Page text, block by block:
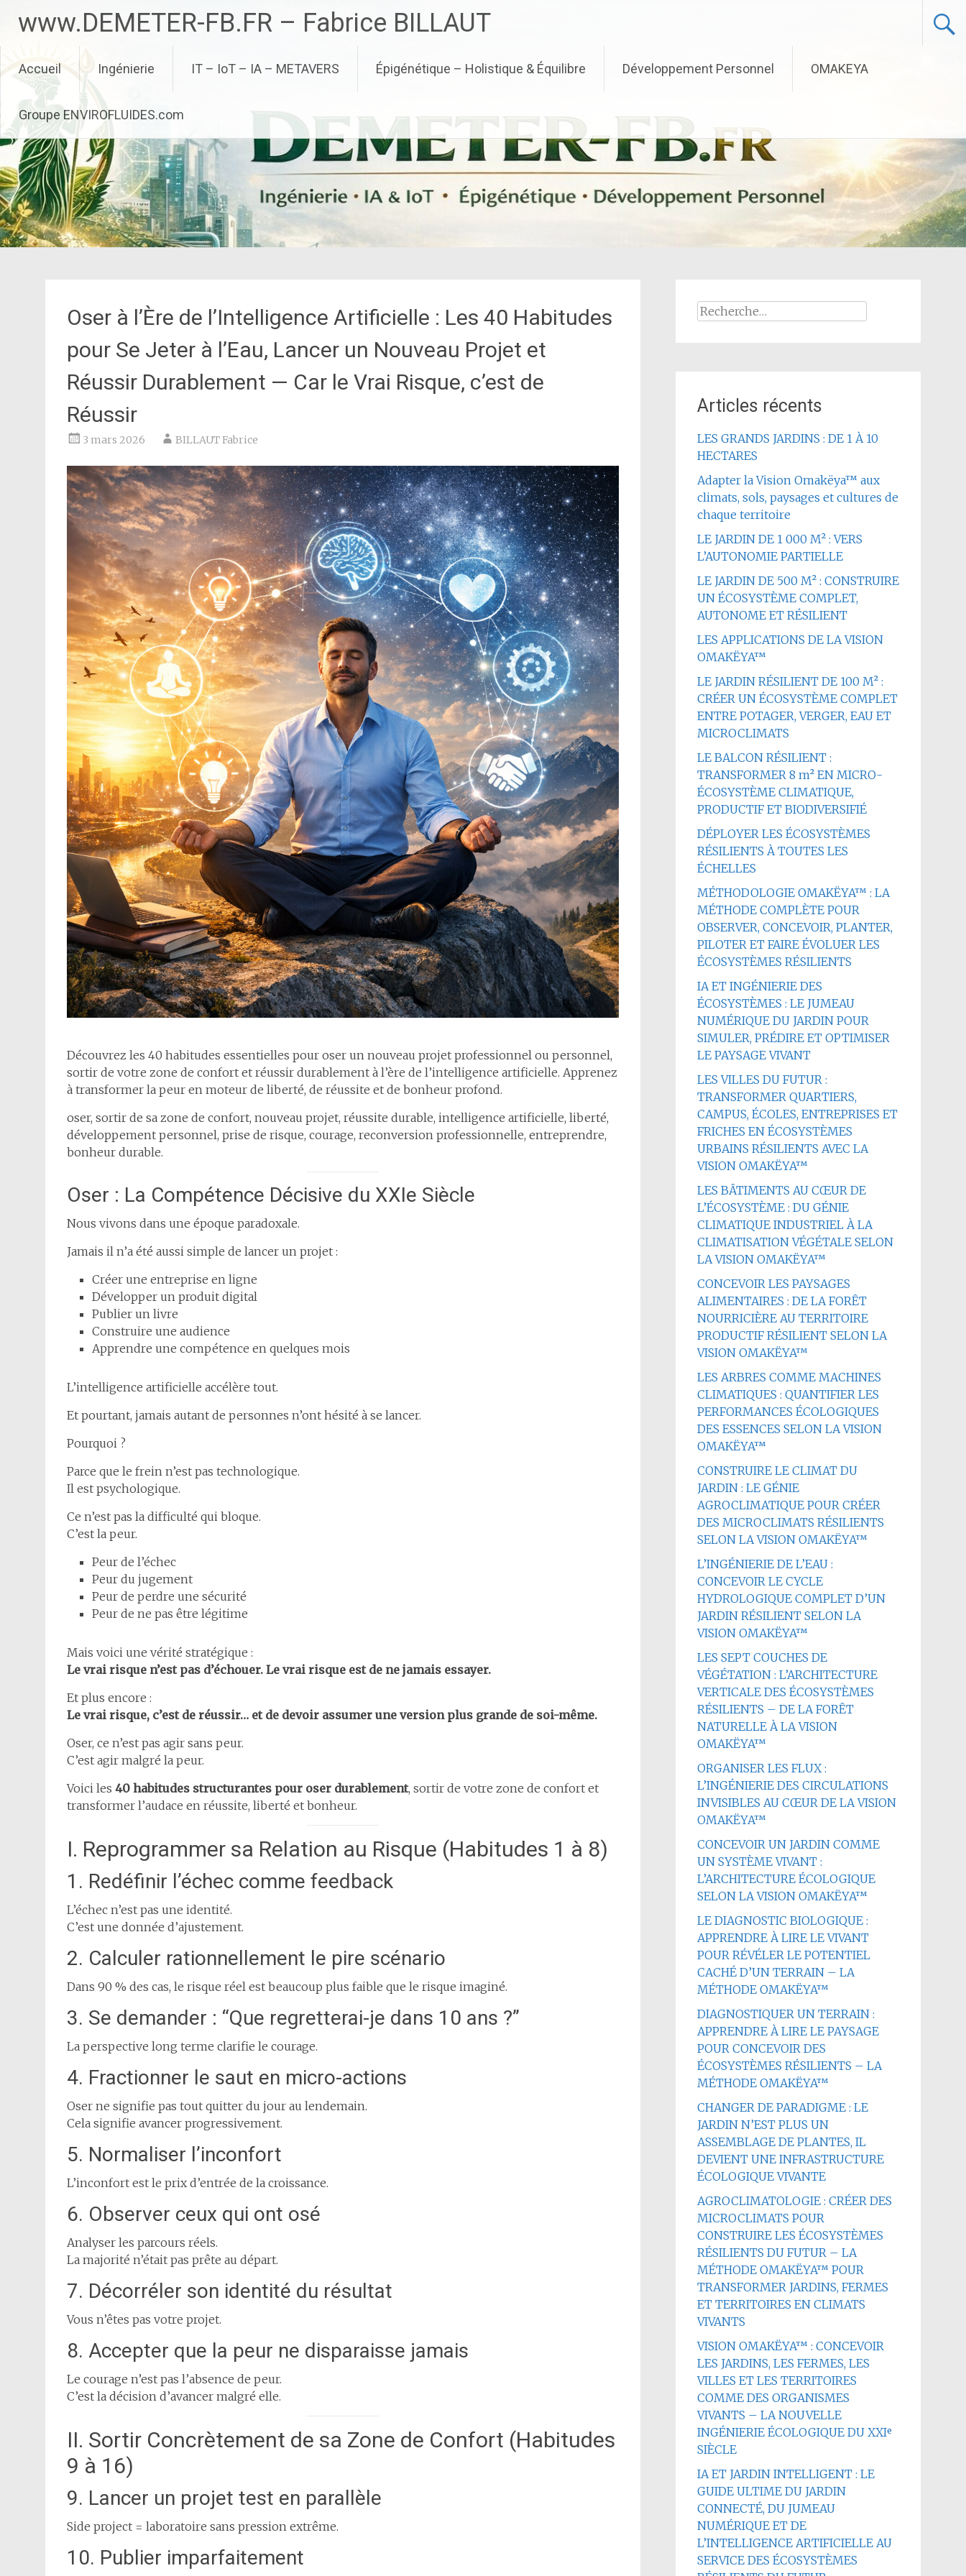
contenu
www.DEMETER-FB.FR – Fabrice BILLAUT
Accueil Ingénierie IT – IoT – IA – METAVERS Épigénétique – Holistique & Équilibre Développement Personnel OMAKEYA
Groupe ENVIROFLUIDES.com
Oser à l’Ère de l’Intelligence Artificielle : Les 40 Habitudes
pour Se Jeter à l’Eau, Lancer un Nouveau Projet et
Réussir Durable­ment — Car le Vrai Risque, c’est de
Réussir
3 mars 2026 BILLAUT Fabrice
Découvrez les 40 habitudes essentielles pour oser un nouveau projet professionnel ou personnel,
sortir de votre zone de confort et réussir durablement à l’ère de l’intelligence artificielle. Apprenez
à transformer la peur en moteur de liberté, de réussite et de bonheur profond.
oser, sortir de sa zone de confort, nouveau projet, réussite durable, intelligence artificielle, liberté,
développement personnel, prise de risque, courage, reconversion professionnelle, entreprendre,
bonheur durable.
Oser : La Compétence Décisive du XXIe Siècle
Nous vivons dans une époque paradoxale.
Jamais il n’a été aussi simple de lancer un projet :
Créer une entreprise en ligne
Développer un produit digital
Publier un livre
Construire une audience
Apprendre une compétence en quelques mois
L’intelligence artificielle accélère tout.
Et pourtant, jamais autant de personnes n’ont hésité à se lancer.
Pourquoi ?
Parce que le frein n’est pas technologique.
Il est psychologique.
Ce n’est pas la difficulté qui bloque.
C’est la peur.
Peur de l’échec
Peur du jugement
Peur de perdre une sécurité
Peur de ne pas être légitime
Mais voici une vérité stratégique :
Le vrai risque n’est pas d’échouer. Le vrai risque est de ne jamais essayer.
Et plus encore :
Le vrai risque, c’est de réussir… et de devoir assumer une version plus grande de soi-même.
Oser, ce n’est pas agir sans peur.
C’est agir malgré la peur.
Voici les 40 habitudes structurantes pour oser durablement, sortir de votre zone de confort et
transformer l’audace en réussite, liberté et bonheur.
I. Reprogrammer sa Relation au Risque (Habitudes 1 à 8)
1. Redéfinir l’échec comme feedback
L’échec n’est pas une identité.
C’est une donnée d’ajustement.
2. Calculer rationnellement le pire scénario
Dans 90 % des cas, le risque réel est beaucoup plus faible que le risque imaginé.
3. Se demander : “Que regretterai-je dans 10 ans ?”
La perspective long terme clarifie le courage.
4. Fractionner le saut en micro-actions
Oser ne signifie pas tout quitter du jour au lendemain.
Cela signifie avancer progressivement.
5. Normaliser l’inconfort
L’inconfort est le prix d’entrée de la croissance.
6. Observer ceux qui ont osé
Analyser les parcours réels.
La majorité n’était pas prête au départ.
7. Décorréler son identité du résultat
Vous n’êtes pas votre projet.
8. Accepter que la peur ne disparaisse jamais
Le courage n’est pas l’absence de peur.
C’est la décision d’avancer malgré elle.
II. Sortir Concrètement de sa Zone de Confort (Habitudes
9 à 16)
9. Lancer un projet test en parallèle
Side project = laboratoire sans pression extrême.
10. Publier imparfaitement
Rechercher :
Articles récents
LES GRANDS JARDINS : DE 1 À 10
HECTARES
Adapter la Vision Omakëya™ aux
climats, sols, paysages et cultures de
chaque territoire
LE JARDIN DE 1 000 M² : VERS
L’AUTONOMIE PARTIELLE
LE JARDIN DE 500 M² : CONSTRUIRE
UN ÉCOSYSTÈME COMPLET,
AUTONOME ET RÉSILIENT
LES APPLICATIONS DE LA VISION
OMAKËYA™
LE JARDIN RÉSILIENT DE 100 M² :
CRÉER UN ÉCOSYSTÈME COMPLET
ENTRE POTAGER, VERGER, EAU ET
MICROCLIMATS
LE BALCON RÉSILIENT :
TRANSFORMER 8 m² EN MICRO-
ÉCOSYSTÈME CLIMATIQUE,
PRODUCTIF ET BIODIVERSIFIÉ
DÉPLOYER LES ÉCOSYSTÈMES
RÉSILIENTS À TOUTES LES
ÉCHELLES
MÉTHODOLOGIE OMAKËYA™ : LA
MÉTHODE COMPLÈTE POUR
OBSERVER, CONCEVOIR, PLANTER,
PILOTER ET FAIRE ÉVOLUER LES
ÉCOSYSTÈMES RÉSILIENTS
IA ET INGÉNIERIE DES
ÉCOSYSTÈMES : LE JUMEAU
NUMÉRIQUE DU JARDIN POUR
SIMULER, PRÉDIRE ET OPTIMISER
LE PAYSAGE VIVANT
LES VILLES DU FUTUR :
TRANSFORMER QUARTIERS,
CAMPUS, ÉCOLES, ENTREPRISES ET
FRICHES EN ÉCOSYSTÈMES
URBAINS RÉSILIENTS AVEC LA
VISION OMAKËYA™
LES BÂTIMENTS AU CŒUR DE
L’ÉCOSYSTÈME : DU GÉNIE
CLIMATIQUE INDUSTRIEL À LA
CLIMATISATION VÉGÉTALE SELON
LA VISION OMAKËYA™
CONCEVOIR LES PAYSAGES
ALIMENTAIRES : DE LA FORÊT
NOURRICIÈRE AU TERRITOIRE
PRODUCTIF RÉSILIENT SELON LA
VISION OMAKËYA™
LES ARBRES COMME MACHINES
CLIMATIQUES : QUANTIFIER LES
PERFORMANCES ÉCOLOGIQUES
DES ESSENCES SELON LA VISION
OMAKËYA™
CONSTRUIRE LE CLIMAT DU
JARDIN : LE GÉNIE
AGROCLIMATIQUE POUR CRÉER
DES MICROCLIMATS RÉSILIENTS
SELON LA VISION OMAKËYA™
L’INGÉNIERIE DE L’EAU :
CONCEVOIR LE CYCLE
HYDROLOGIQUE COMPLET D’UN
JARDIN RÉSILIENT SELON LA
VISION OMAKËYA™
LES SEPT COUCHES DE
VÉGÉTATION : L’ARCHITECTURE
VERTICALE DES ÉCOSYSTÈMES
RÉSILIENTS – DE LA FORÊT
NATURELLE À LA VISION
OMAKËYA™
ORGANISER LES FLUX :
L’INGÉNIERIE DES CIRCULATIONS
INVISIBLES AU CŒUR DE LA VISION
OMAKËYA™
CONCEVOIR UN JARDIN COMME
UN SYSTÈME VIVANT :
L’ARCHITECTURE ÉCOLOGIQUE
SELON LA VISION OMAKËYA™
LE DIAGNOSTIC BIOLOGIQUE :
APPRENDRE À LIRE LE VIVANT
POUR RÉVÉLER LE POTENTIEL
CACHÉ D’UN TERRAIN – LA
MÉTHODE OMAKËYA™
DIAGNOSTIQUER UN TERRAIN :
APPRENDRE À LIRE LE PAYSAGE
POUR CONCEVOIR DES
ÉCOSYSTÈMES RÉSILIENTS – LA
MÉTHODE OMAKËYA™
CHANGER DE PARADIGME : LE
JARDIN N’EST PLUS UN
ASSEMBLAGE DE PLANTES, IL
DEVIENT UNE INFRASTRUCTURE
ÉCOLOGIQUE VIVANTE
AGROCLIMATOLOGIE : CRÉER DES
MICROCLIMATS POUR
CONSTRUIRE LES ÉCOSYSTÈMES
RÉSILIENTS DU FUTUR – LA
MÉTHODE OMAKËYA™ POUR
TRANSFORMER JARDINS, FERMES
ET TERRITOIRES EN CLIMATS
VIVANTS
VISION OMAKËYA™ : CONCEVOIR
LES JARDINS, LES FERMES, LES
VILLES ET LES TERRITOIRES
COMME DES ORGANISMES
VIVANTS – LA NOUVELLE
INGÉNIERIE ÉCOLOGIQUE DU XXIᵉ
SIÈCLE
IA ET JARDIN INTELLIGENT : LE
GUIDE ULTIME DU JARDIN
CONNECTÉ, DU JUMEAU
NUMÉRIQUE ET DE
L’INTELLIGENCE ARTIFICIELLE AU
SERVICE DES ÉCOSYSTÈMES